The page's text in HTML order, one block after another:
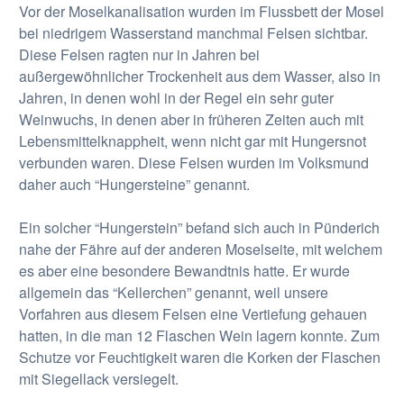
Vor der Moselkanalisation wurden im Flussbett der Mosel
bei niedrigem Wasserstand manchmal Felsen sichtbar.
Diese Felsen ragten nur in Jahren bei
außergewöhnlicher Trockenheit aus dem Wasser, also in
Jahren, in denen wohl in der Regel ein sehr guter
Weinwuchs, in denen aber in früheren Zeiten auch mit
Lebensmittelknappheit, wenn nicht gar mit Hungersnot
verbunden waren. Diese Felsen wurden im Volksmund
daher auch “Hungersteine” genannt.
Ein solcher “Hungerstein” befand sich auch in Pünderich
nahe der Fähre auf der anderen Moselseite, mit welchem
es aber eine besondere Bewandtnis hatte. Er wurde
allgemein das “Kellerchen” genannt, weil unsere
Vorfahren aus diesem Felsen eine Vertiefung gehauen
hatten, in die man 12 Flaschen Wein lagern konnte. Zum
Schutze vor Feuchtigkeit waren die Korken der Flaschen
mit Siegellack versiegelt.